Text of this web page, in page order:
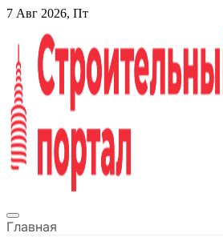
Перейти
содержанию
7 Авг 2026, Пт
Строительный портал
Главная